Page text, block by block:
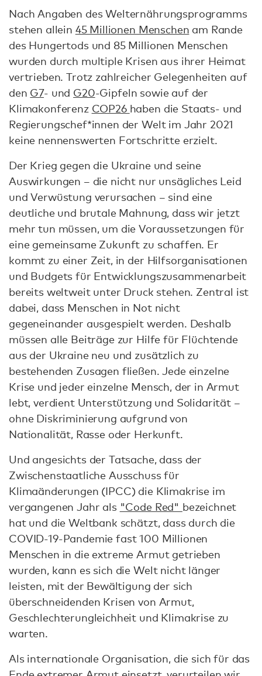
Nach Angaben des Welternährungsprogramms
stehen allein 45 Millionen Menschen am Rande
des Hungertods und 85 Millionen Menschen
wurden durch multiple Krisen aus ihrer Heimat
vertrieben. Trotz zahlreicher Gelegenheiten auf
den G7- und G20-Gipfeln sowie auf der
Klimakonferenz COP26 haben die Staats- und
Regierungschef*innen der Welt im Jahr 2021
keine nennenswerten Fortschritte erzielt.
Der Krieg gegen die Ukraine und seine
Auswirkungen – die nicht nur unsägliches Leid
und Verwüstung verursachen – sind eine
deutliche und brutale Mahnung, dass wir jetzt
mehr tun müssen, um die Voraussetzungen für
eine gemeinsame Zukunft zu schaffen. Er
kommt zu einer Zeit, in der Hilfsorganisationen
und Budgets für Entwicklungszusammenarbeit
bereits weltweit unter Druck stehen. Zentral ist
dabei, dass Menschen in Not nicht
gegeneinander ausgespielt werden. Deshalb
müssen alle Beiträge zur Hilfe für Flüchtende
aus der Ukraine neu und zusätzlich zu
bestehenden Zusagen fließen. Jede einzelne
Krise und jeder einzelne Mensch, der in Armut
lebt, verdient Unterstützung und Solidarität –
ohne Diskriminierung aufgrund von
Nationalität, Rasse oder Herkunft.
Und angesichts der Tatsache, dass der
Zwischenstaatliche Ausschuss für
Klimaänderungen (IPCC) die Klimakrise im
vergangenen Jahr als "Code Red" bezeichnet
hat und die Weltbank schätzt, dass durch die
COVID-19-Pandemie fast 100 Millionen
Menschen in die extreme Armut getrieben
wurden, kann es sich die Welt nicht länger
leisten, mit der Bewältigung der sich
überschneidenden Krisen von Armut,
Geschlechterungleichheit und Klimakrise zu
warten.
Als internationale Organisation, die sich für das